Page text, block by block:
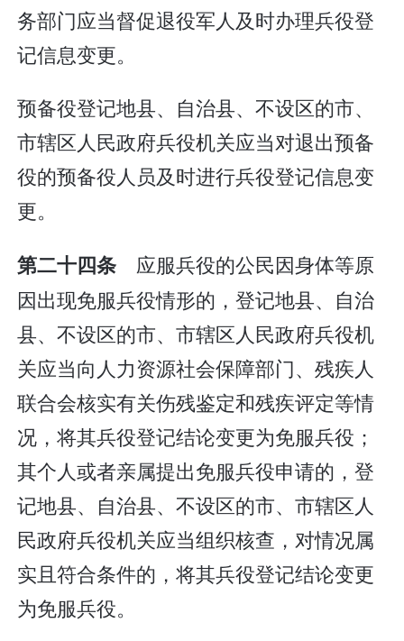
务部门应当督促退役军人及时办理兵役登
记信息变更。
预备役登记地县、自治县、不设区的市、
市辖区人民政府兵役机关应当对退出预备
役的预备役人员及时进行兵役登记信息变
更。
第二十四条 应服兵役的公民因身体等原
因出现免服兵役情形的，登记地县、自治
县、不设区的市、市辖区人民政府兵役机
关应当向人力资源社会保障部门、残疾人
联合会核实有关伤残鉴定和残疾评定等情
况，将其兵役登记结论变更为免服兵役；
其个人或者亲属提出免服兵役申请的，登
记地县、自治县、不设区的市、市辖区人
民政府兵役机关应当组织核查，对情况属
实且符合条件的，将其兵役登记结论变更
为免服兵役。